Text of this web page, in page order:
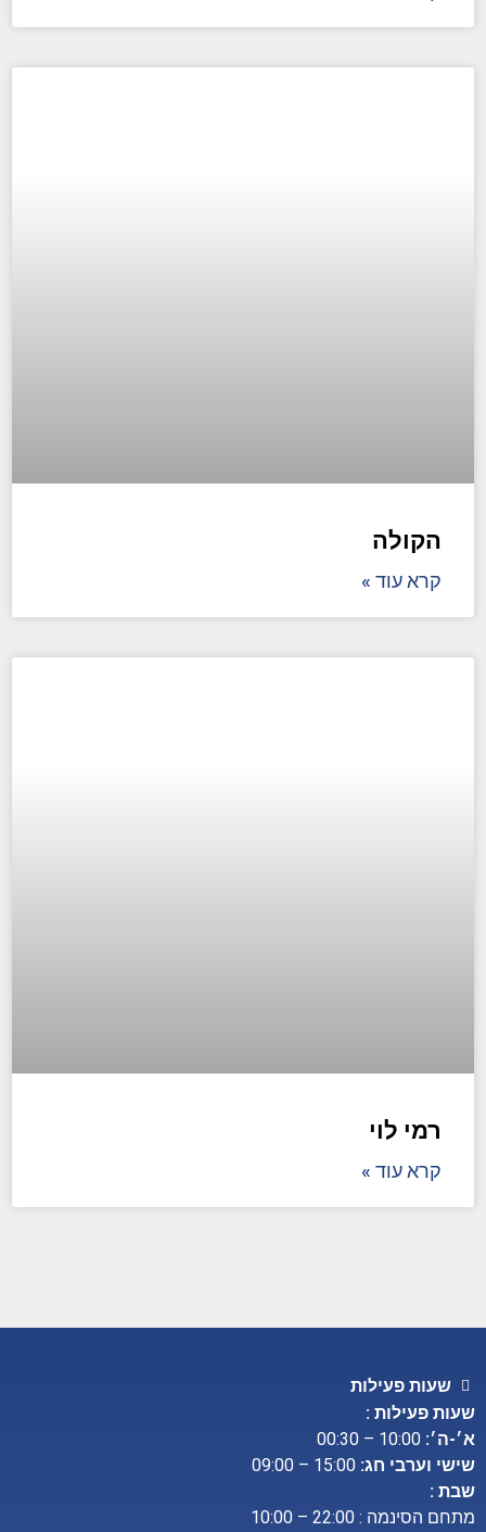
הקולה
קרא עוד »
רמי לוי
קרא עוד »
שעות פעילות
שעות פעילות :
א׳-ה׳:10:00 – 00:30
שישי וערבי חג:15:00 – 09:00
שבת :
מתחם הסינמה : 22:00 – 10:00